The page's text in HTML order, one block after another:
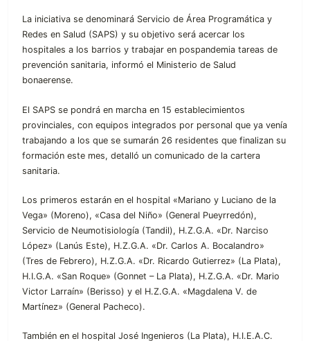
La iniciativa se denominará Servicio de Área Programática y
Redes en Salud (SAPS) y su objetivo será acercar los
hospitales a los barrios y trabajar en pospandemia tareas de
prevención sanitaria, informó el Ministerio de Salud
bonaerense.
El SAPS se pondrá en marcha en 15 establecimientos
provinciales, con equipos integrados por personal que ya venía
trabajando a los que se sumarán 26 residentes que finalizan su
formación este mes, detalló un comunicado de la cartera
sanitaria.
Los primeros estarán en el hospital «Mariano y Luciano de la
Vega» (Moreno), «Casa del Niño» (General Pueyrredón),
Servicio de Neumotisiología (Tandil), H.Z.G.A. «Dr. Narciso
López» (Lanús Este), H.Z.G.A. «Dr. Carlos A. Bocalandro»
(Tres de Febrero), H.Z.G.A. «Dr. Ricardo Gutierrez» (La Plata),
H.I.G.A. «San Roque» (Gonnet – La Plata), H.Z.G.A. «Dr. Mario
Victor Larraín» (Berisso) y el H.Z.G.A. «Magdalena V. de
Martínez» (General Pacheco).
También en el hospital José Ingenieros (La Plata), H.I.E.A.C.